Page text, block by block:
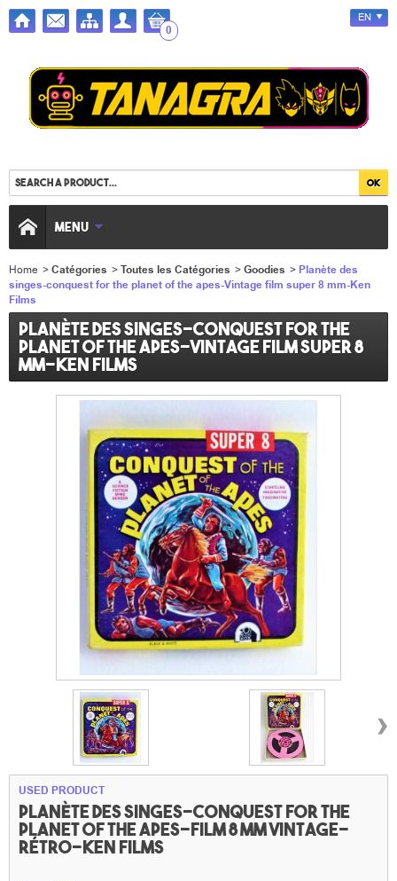
0
EN
MENU
Home >Catégories >Toutes les Catégories >Goodies > Planète des
singes-conquest for the planet of the apes-Vintage film super 8 mm-Ken
Films
Planète des singes-conquest for the
planet of the apes-Vintage film super 8
mm-Ken Films
›
USED PRODUCT
Planète des singes-Conquest for the
planet of the apes-Film 8 mm vintage-
Rétro-Ken Films